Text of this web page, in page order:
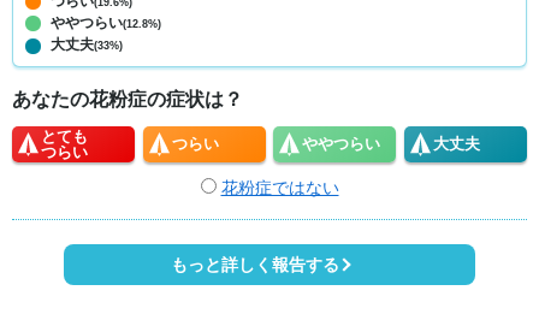
ややつらい(12.8%)
大丈夫(33%)
あなたの花粉症の症状は？
とても
つらい
つらい ややつらい 大丈夫
花粉症ではない
もっと詳しく報告する